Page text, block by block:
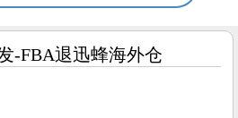
-FBA退迅蜂海外仓